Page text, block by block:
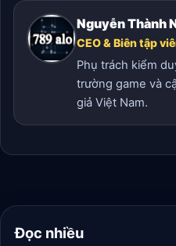
Nguyễn Thành
CEO & Biên tập
Phụ trách kiểm
trường game và
giả Việt Nam.
Đọc nhiều